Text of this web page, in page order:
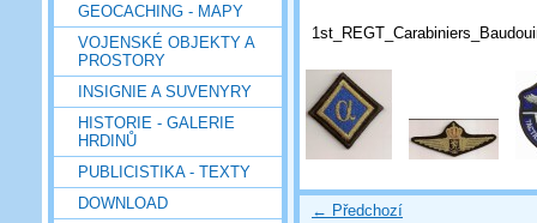
GEOCACHING - MAPY
VOJENSKÉ OBJEKTY A
PROSTORY
INSIGNIE A SUVENYRY
HISTORIE - GALERIE
HRDINŮ
PUBLICISTIKA - TEXTY
DOWNLOAD
← Předchozí